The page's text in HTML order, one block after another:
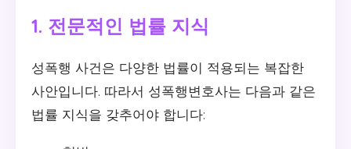
1. 전문적인 법률 지식
성폭행 사건은 다양한 법률이 적용되는 복잡한
사안입니다. 따라서 성폭행변호사는 다음과 같은
법률 지식을 갖추어야 합니다: